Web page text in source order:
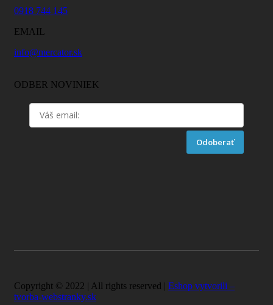
0918 744 145
EMAIL
info@mercator.sk
ODBER NOVINIEK
Odoberať
Copyright © 2022 | All rights reserved | Eshop vytvorili –
tvorba-webstranky.sk